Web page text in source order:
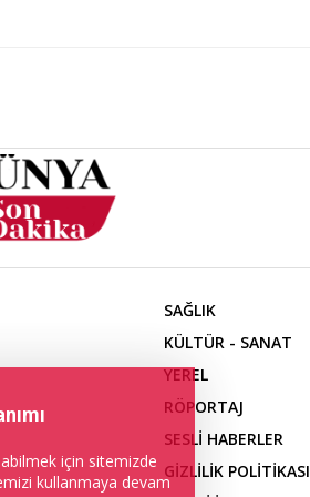
SAĞLIK
KÜLTÜR - SANAT
YEREL
RÖPORTAJ
SESLİ HABERLER
GİZLİLİK POLİTİKASI
için sitemizde
kullanmaya devam